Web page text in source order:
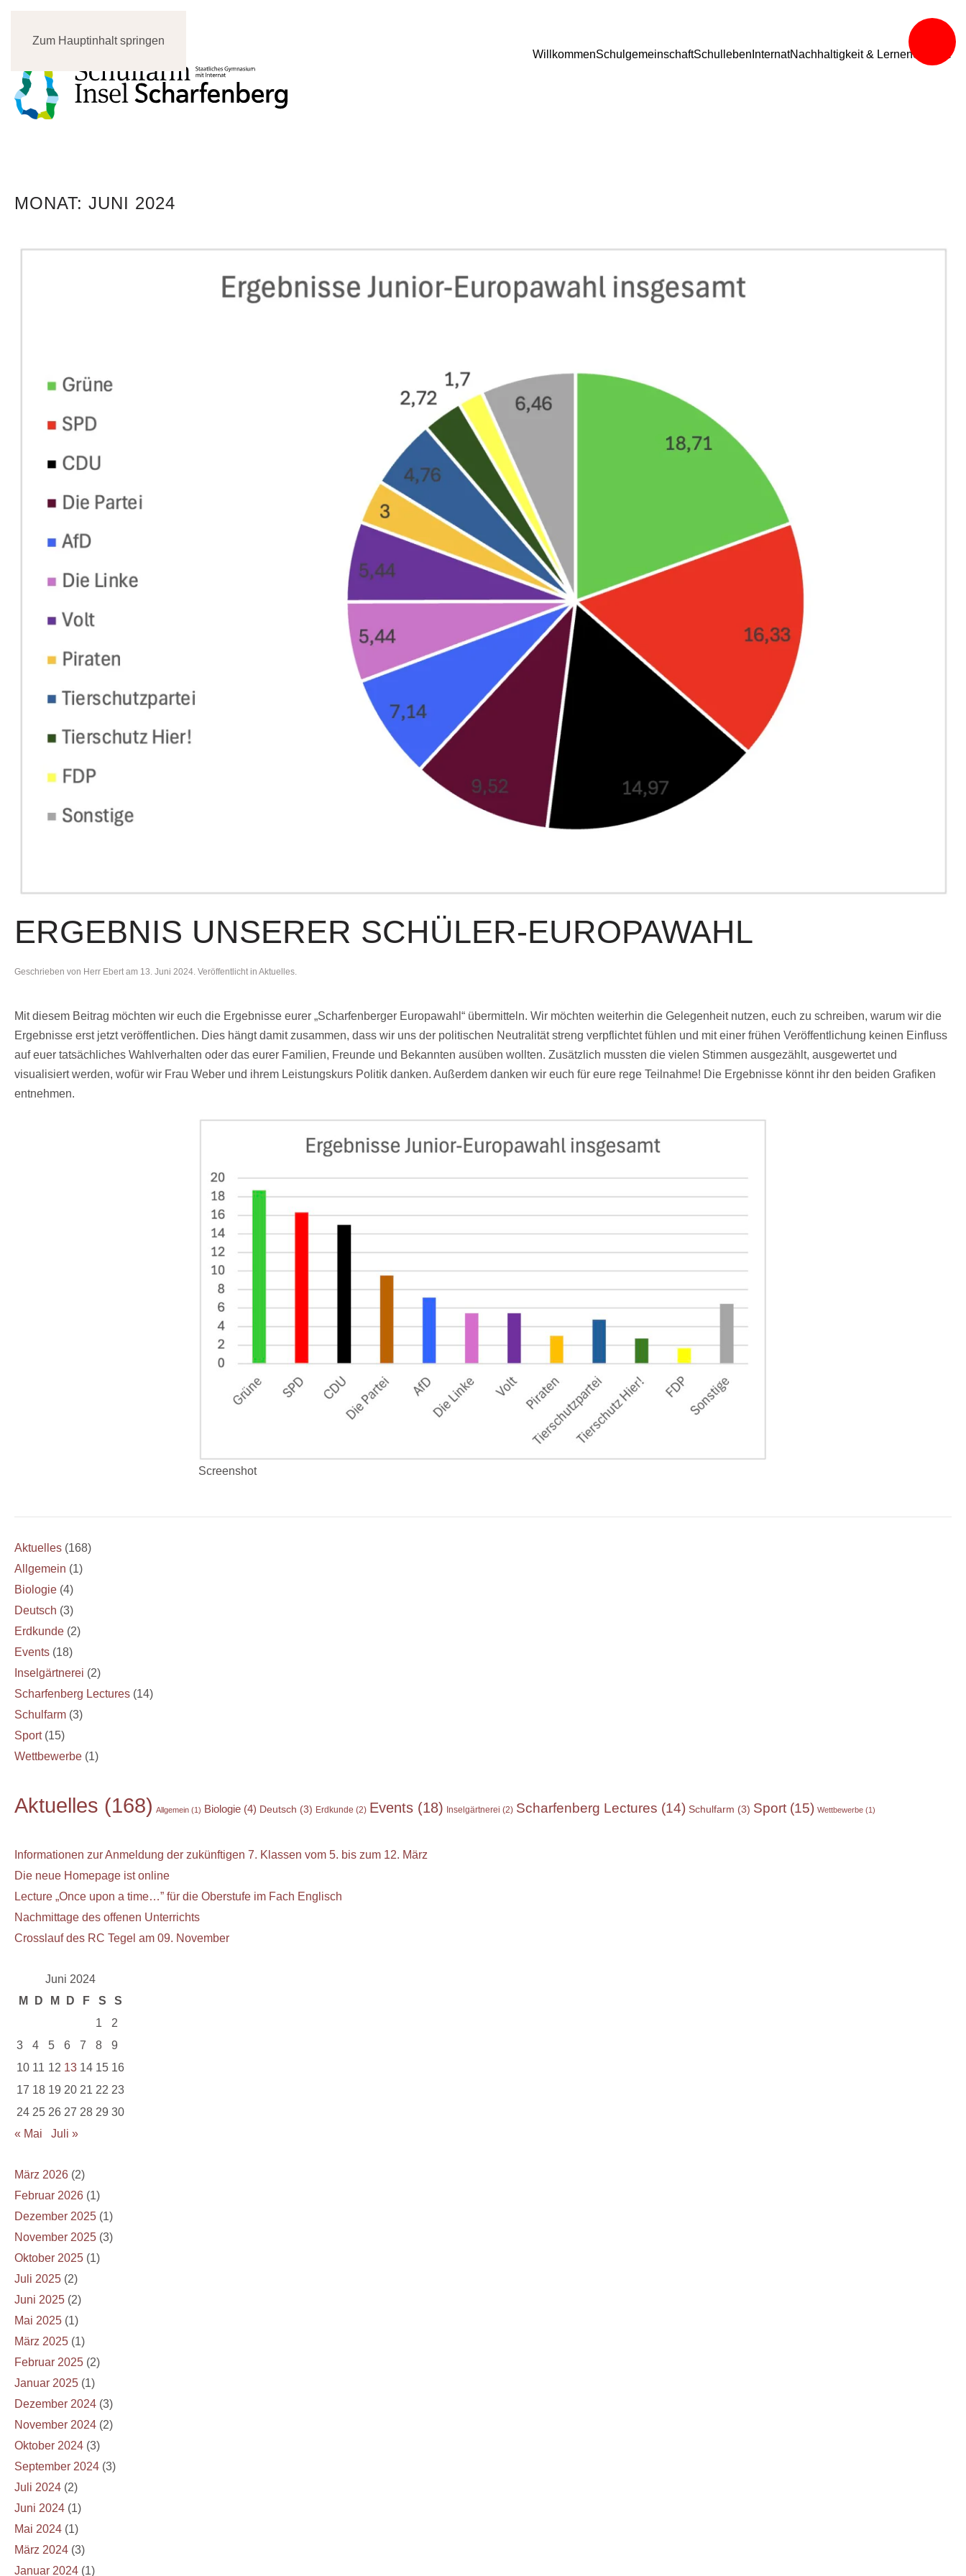
Zum Hauptinhalt springen
WillkommenSchulgemeinschaftSchulleben InternatNachhaltigkeit & LernenService
MONAT: JUNI 2024
ERGEBNIS UNSERER SCHÜLER-EUROPAWAHL
Geschrieben von Herr Ebertam 13. Juni 2024. Veröffentlicht in Aktuelles.
Mit diesem Beitrag möchten wir euch die Ergebnisse eurer „Scharfenberger Europawahl“ übermitteln. Wir möchten weiterhin die Gelegenheit nutzen, euch zu schreiben, warum wir die
Ergebnisse erst jetzt veröffentlichen. Dies hängt damit zusammen, dass wir uns der politischen Neutralität streng verpflichtet fühlen und mit einer frühen Veröffentlichung keinen Einfluss
auf euer tatsächliches Wahlverhalten oder das eurer Familien, Freunde und Bekannten ausüben wollten. Zusätzlich mussten die vielen Stimmen ausgezählt, ausgewertet und
visualisiert werden, wofür wir Frau Weber und ihrem Leistungskurs Politik danken. Außerdem danken wir euch für eure rege Teilnahme! Die Ergebnisse könnt ihr den beiden Grafiken
entnehmen.
Screenshot
Aktuelles (168)
Allgemein (1)
Biologie (4)
Deutsch (3)
Erdkunde (2)
Events (18)
Inselgärtnerei (2)
Scharfenberg Lectures (14)
Schulfarm (3)
Sport(15)
Wettbewerbe (1)
Aktuelles (168) Allgemein (1) Biologie (4) Deutsch (3) Erdkunde (2) Events (18) Inselgärtnerei (2) Scharfenberg Lectures (14) Schulfarm (3) Sport (15) Wettbewerbe (1)
Informationen zur Anmeldung der zukünftigen 7. Klassen vom 5. bis zum 12. März
Die neue Homepage ist online
Lecture „Once upon a time…” für die Oberstufe im Fach Englisch
Nachmittage des offenen Unterrichts
Crosslauf des RC Tegel am 09. November
Juni 2024
M
D M D F S
S
1
2
3
4 5 6 7 8
9
10 11 12 13 14 15 16
17 18 19 20 21 22 23
24 25 26 27 28 29 30
« Mai
Juli »
März 2026 (2)
Februar 2026 (1)
Dezember 2025 (1)
November 2025 (3)
Oktober 2025 (1)
Juli 2025 (2)
Juni 2025 (2)
Mai 2025 (1)
März 2025 (1)
Februar 2025 (2)
Januar 2025 (1)
Dezember 2024 (3)
November 2024 (2)
Oktober 2024 (3)
September 2024 (3)
Juli 2024 (2)
Juni 2024 (1)
Mai 2024 (1)
März 2024 (3)
Januar 2024 (1)